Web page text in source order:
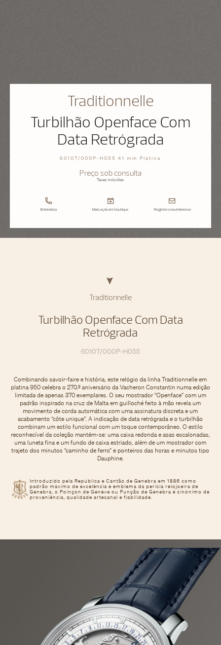
Traditionnelle
Turbilhão Openface Com
Data Retrógrada
6010T/000P-H055 41 mm Platina
Preço sob consulta
Taxas incluídas
Entrevista Marcação em boutique Registre o seu interesse
Traditionnelle
Turbilhão Openface Com Data
Retrógrada
6010T/000P-H055
Introduzido pela República e Cantão de Genebra em 1886 como
padrão máximo de excelência e emblema da perícia relojoeira de
Genebra, o Poinçon de Genève ou Punção de Genebra é sinónimo de
proveniência, qualidade artesanal e fiabilidade.
Combinando savoir-faire e história, este relógio da linha Traditionnelle em
platina 950 celebra o 270.º aniversário da Vacheron Constantin numa edição
limitada de apenas 370 exemplares. O seu mostrador “Openface” com um
padrão inspirado na cruz de Malta em guilloché feito à mão revela um
movimento de corda automática com uma assinatura discreta e um
acabamento “côte unique”. A indicação de data retrógrada e o turbilhão
combinam um estilo funcional com um toque contemporâneo. O estilo
reconhecível da coleção mantém-se: uma caixa redonda e asas escalonadas,
uma luneta fina e um fundo de caixa estriado, além de um mostrador com
trajeto dos minutos “caminho de ferro” e ponteiros das horas e minutos tipo
Dauphine.